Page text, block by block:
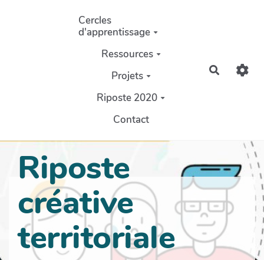
Aller au contenu principal
Cercles
d'apprentissage
Ressources
Projets
Riposte 2020
Contact
Riposte
créative
territoriale